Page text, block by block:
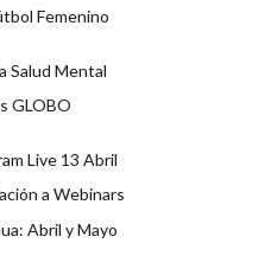
Femenino
Salud Mental
GLOBO
Live 13 Abril
a Webinars
Abril y Mayo